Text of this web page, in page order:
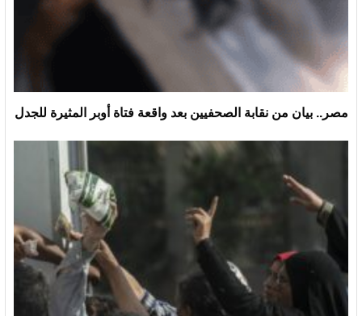
مصر.. بيان من نقابة الصحفيين بعد واقعة فتاة أوبر المثيرة للجدل